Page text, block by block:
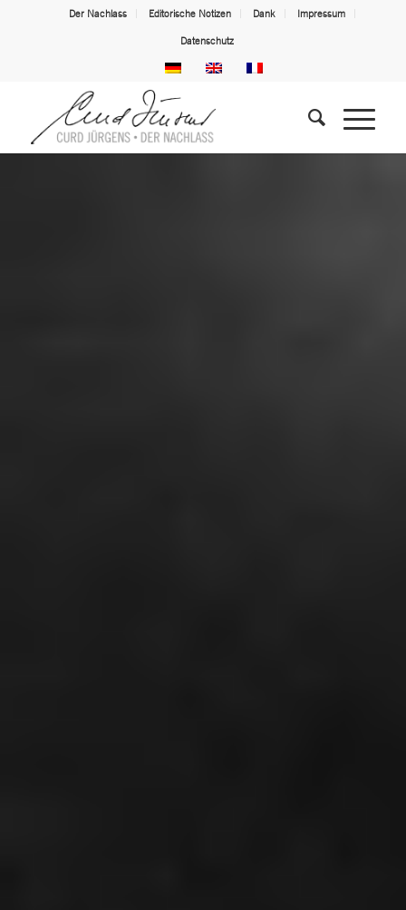
Der Nachlass Editorische Notizen Dank Impressum
Datenschutz